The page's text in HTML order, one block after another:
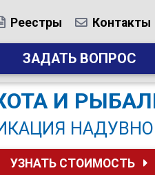
Реестры Контакты
ЗАДАТЬ ВОПРОС
И
УЗНАТЬ СТОИМОСТЬ